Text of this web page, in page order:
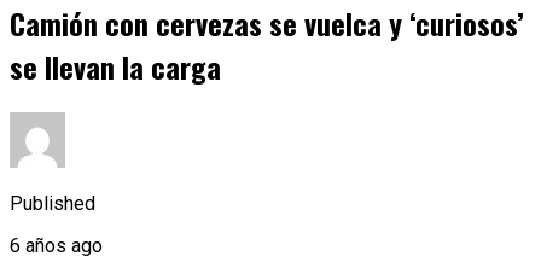
Camión con cervezas se vuelca y ‘curiosos’
se llevan la carga
Published
6 años ago